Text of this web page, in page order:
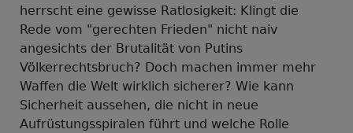
herrscht eine gewisse Ratlosigkeit: Klingt die
Rede vom "gerechten Frieden" nicht naiv
angesichts der Brutalität von Putins
Völkerrechtsbruch? Doch machen immer mehr
Waffen die Welt wirklich sicherer? Wie kann
Sicherheit aussehen, die nicht in neue
Aufrüstungsspiralen führt und welche Rolle